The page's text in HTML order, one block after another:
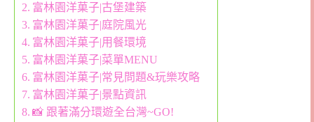
富林園洋菓子|古堡建築
富林園洋菓子|庭院風光
富林園洋菓子|用餐環境
富林園洋菓子|菜單MENU
富林園洋菓子|常見問題&玩樂攻略
富林園洋菓子|景點資訊
📸 跟著滿分環遊全台灣~GO!